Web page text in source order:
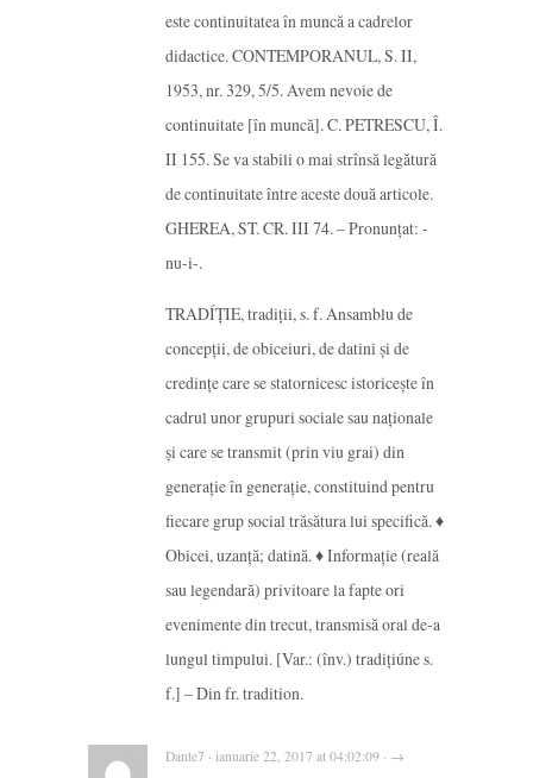
este continuitatea în muncă a cadrelor
didactice. CONTEMPORANUL, S. II,
1953, nr. 329, 5/5. Avem nevoie de
continuitate [în muncă]. C. PETRESCU, Î.
II 155. Se va stabili o mai strînsă legătură
de continuitate între aceste două articole.
GHEREA, ST. CR. III 74. – Pronunțat: -
nu-i-.
TRADÍȚIE, tradiții, s. f. Ansamblu de
concepții, de obiceiuri, de datini și de
credințe care se statornicesc istoricește în
cadrul unor grupuri sociale sau naționale
și care se transmit (prin viu grai) din
generație în generație, constituind pentru
fiecare grup social trăsătura lui specifică. ♦
Obicei, uzanță; datină. ♦ Informație (reală
sau legendară) privitoare la fapte ori
evenimente din trecut, transmisă oral de-a
lungul timpului. [Var.: (înv.) tradițiúne s.
f.] – Din fr. tradition.
Dante7 · ianuarie 22, 2017 at 04:02:09 · →